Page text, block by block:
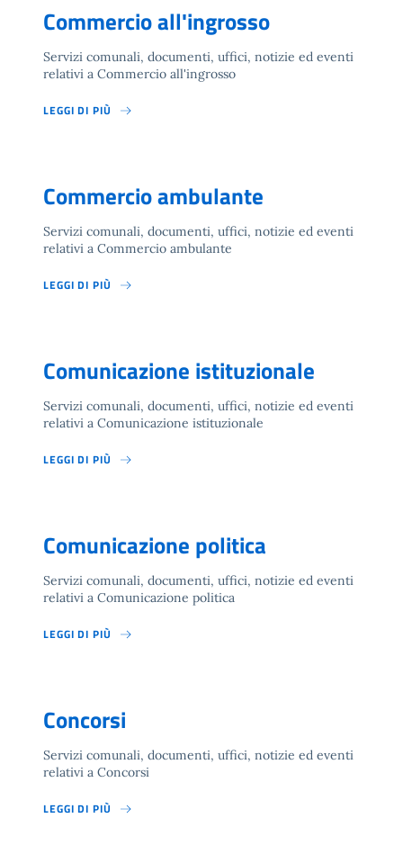
Commercio all'ingrosso
Servizi comunali, documenti, uffici, notizie ed eventi
relativi a Commercio all'ingrosso
LEGGI DI PIÙ
Commercio ambulante
Servizi comunali, documenti, uffici, notizie ed eventi
relativi a Commercio ambulante
LEGGI DI PIÙ
Comunicazione istituzionale
Servizi comunali, documenti, uffici, notizie ed eventi
relativi a Comunicazione istituzionale
LEGGI DI PIÙ
Comunicazione politica
Servizi comunali, documenti, uffici, notizie ed eventi
relativi a Comunicazione politica
LEGGI DI PIÙ
Concorsi
Servizi comunali, documenti, uffici, notizie ed eventi
relativi a Concorsi
LEGGI DI PIÙ